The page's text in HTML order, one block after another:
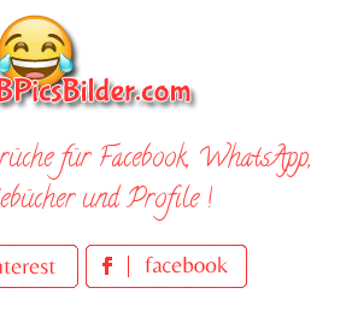
für Facebook, WhatsApp,
und Profile !